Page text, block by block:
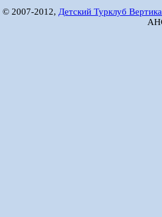
© 2007-2012, Детский Турклуб